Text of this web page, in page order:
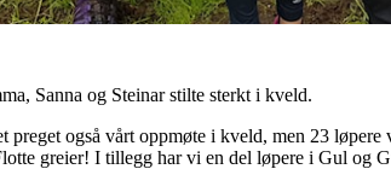
Sanna og Steinar stilte sterkt i kveld.
også vårt oppmøte i kveld, men 23
greier! I tillegg har vi en del løpere i Gul og